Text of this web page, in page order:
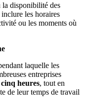
la disponibilité des
les horaires
ou les moments où
laquelle les
entreprises
heures, tout en
de leur temps de travail